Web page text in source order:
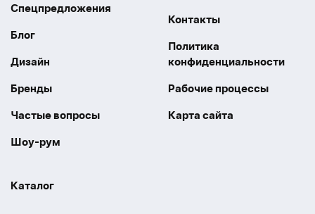
Спецпредложения
Блог
Дизайн
Бренды
Частые вопросы
Шоу-рум
Контакты
Политика
конфиденциальности
Рабочие процессы
Карта сайта
Каталог